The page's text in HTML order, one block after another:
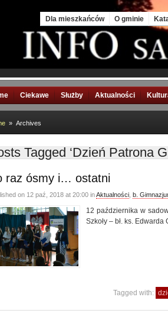
Dla mieszkańców O gminie
Ciekawe Służby Aktualności
» Archives
Tagged ‘Dzień Patrona
raz ósmy i… ostatni
on 12 paź, 2018 at 20:00 inAktualności b.
12 października w
Szkoły – bł. ks. Edwarda
Tagged with: